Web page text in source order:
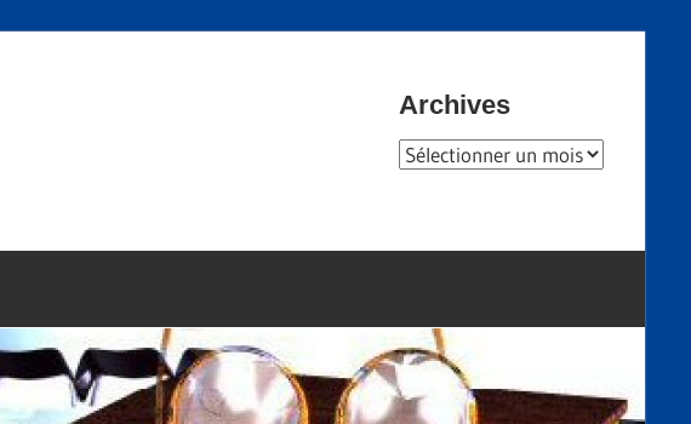
Archives
Archives